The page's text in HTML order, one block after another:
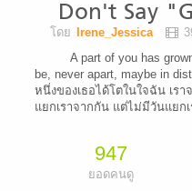
Don't Say
โดย Irene_Jessica
A part of you has
be, never apart, maybe in
หนึ่งของเธอได้โตในใจฉัน เร
แยกเราจากกัน แต่ไม่มีวันแยกเ
947
ยอดคนดู